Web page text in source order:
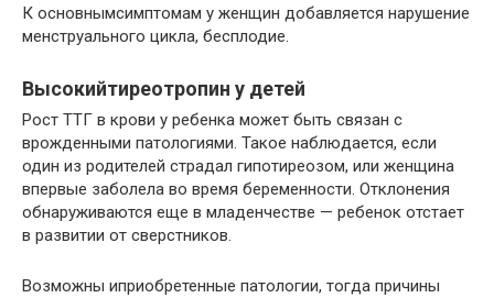
К основнымсимптомам у женщин добавляется нарушение
менструального цикла, бесплодие.
Высокийтиреотропин у детей
Рост ТТГ в крови у ребенка может быть связан с
врожденными патологиями. Такое наблюдается, если
один из родителей страдал гипотиреозом, или женщина
впервые заболела во время беременности. Отклонения
обнаруживаются еще в младенчестве — ребенок отстает
в развитии от сверстников.
Возможны иприобретенные патологии, тогда причины